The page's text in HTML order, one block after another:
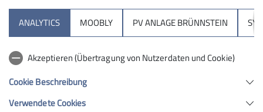
Bei der weiteren Erste Hilfe wurde der Schwerpunkt
darauf gelegt, wie wir mit minimalistischem Material
und komplexen alpinen Umgebungen einer
verunfallten Person helfen können.
Ein herzliches Dankeschön an die Bergwacht und im
Besonderen an Michi und Gereon für den
ANALYTICS MOOBLY PV ANLAGE BRÜNNSTEIN
Akzeptieren (Übertragung von Nutzerdaten und Cookie)
Cookie Beschreibung
Verwendete Cookies